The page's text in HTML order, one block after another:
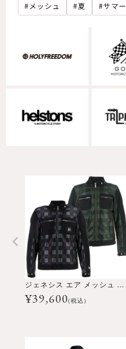
メッシュ
夏 サマー
ジェネシス エア メッシュ ジャケット
¥39,600(税込)